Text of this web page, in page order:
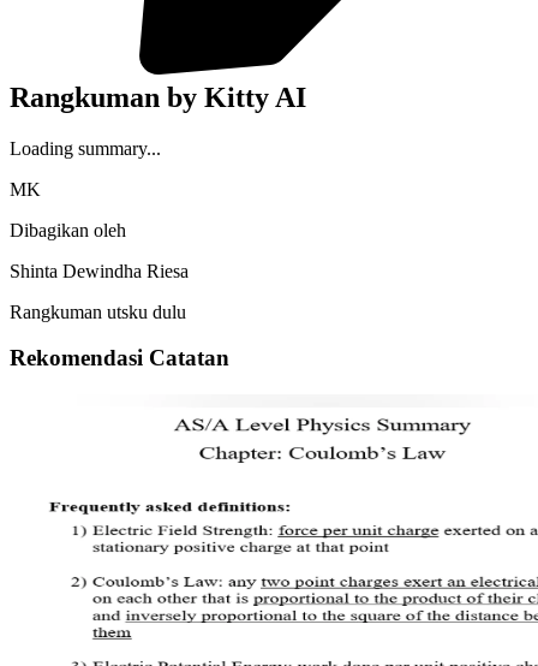
Rangkuman by Kitty AI
Loading summary...
MK
Dibagikan oleh
Shinta Dewindha Riesa
Rangkuman utsku dulu
Rekomendasi Catatan